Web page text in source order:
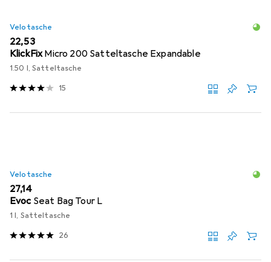
Velotasche
EUR
22,53
KlickFixMicro 200 Satteltasche Expandable
1.50 l, Satteltasche
15
Velotasche
EUR
27,14
Evoc Seat Bag Tour L
1 l, Satteltasche
26